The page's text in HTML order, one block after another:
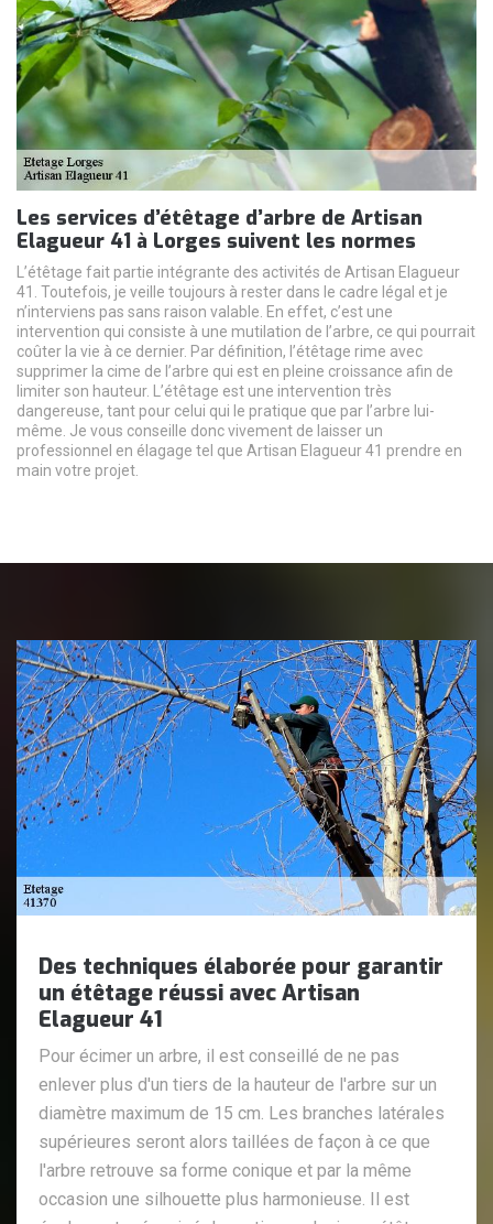
Les services d’étêtage d’arbre de Artisan
Elagueur 41 à Lorges suivent les normes
L’étêtage fait partie intégrante des activités de Artisan Elagueur
41. Toutefois, je veille toujours à rester dans le cadre légal et je
n’interviens pas sans raison valable. En effet, c’est une
intervention qui consiste à une mutilation de l’arbre, ce qui pourrait
coûter la vie à ce dernier. Par définition, l’étêtage rime avec
supprimer la cime de l’arbre qui est en pleine croissance afin de
limiter son hauteur. L’étêtage est une intervention très
dangereuse, tant pour celui qui le pratique que par l’arbre lui-
même. Je vous conseille donc vivement de laisser un
professionnel en élagage tel que Artisan Elagueur 41 prendre en
main votre projet.
Des techniques élaborée pour garantir
un étêtage réussi avec Artisan
Elagueur 41
Pour écimer un arbre, il est conseillé de ne pas
enlever plus d'un tiers de la hauteur de l'arbre sur un
diamètre maximum de 15 cm. Les branches latérales
supérieures seront alors taillées de façon à ce que
l'arbre retrouve sa forme conique et par la même
occasion une silhouette plus harmonieuse. Il est